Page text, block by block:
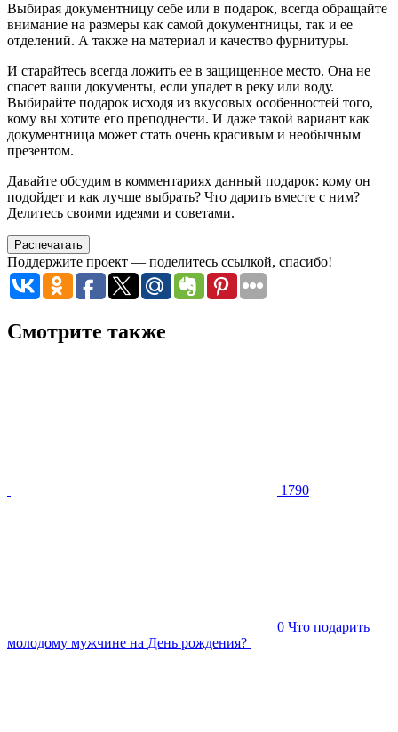
Выбирая документницу себе или в подарок, всегда обращайте
внимание на размеры как самой документницы, так и ее
отделений. А также на материал и качество фурнитуры.
И старайтесь всегда ложить ее в защищенное место. Она не
спасет ваши документы, если упадет в реку или воду.
Выбирайте подарок исходя из вкусовых особенностей того,
кому вы хотите его преподнести. И даже такой вариант как
документница может стать очень красивым и необычным
презентом.
Давайте обсудим в комментариях данный подарок: кому он
подойдет и как лучше выбрать? Что дарить вместе с ним?
Делитесь своими идеями и советами.
Распечатать
Поддержите проект — поделитесь ссылкой, спасибо!
Смотрите также
1790
0 Что подарить
молодому мужчине на День рождения?